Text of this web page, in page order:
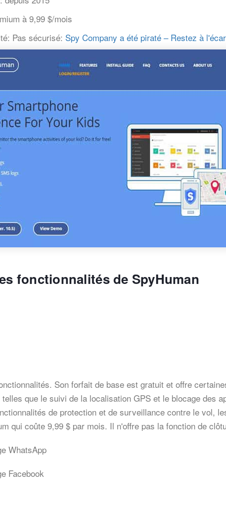
à 9,99 $/mois
Pas sécurisé: Spy Company a été piraté – Restez à
fonctionnalités de SpyHuman
Son forfait de base est gratuit et offre
que le suivi de la localisation GPS et le blocage des
de protection et de surveillance contre le vol,
qui coûte 9,99 $ par mois. Il n'offre pas la fonction de
WhatsApp
Facebook